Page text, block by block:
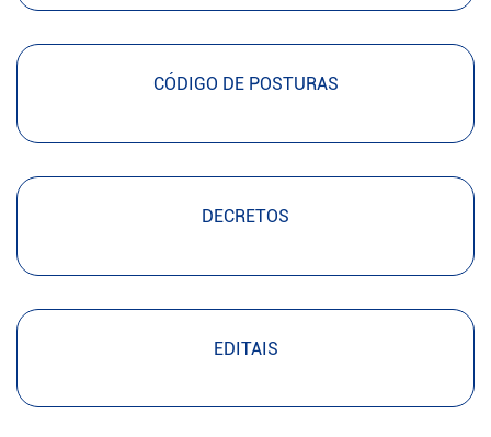
CÓDIGO DE POSTURAS
DECRETOS
EDITAIS